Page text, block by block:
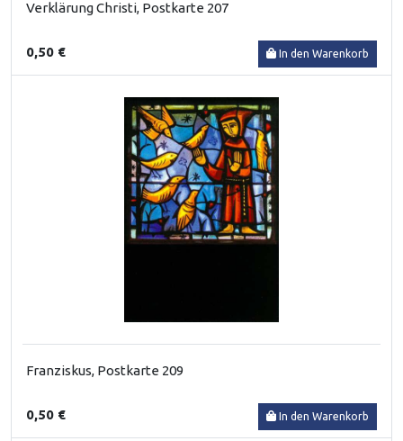
Verklärung Christi, Postkarte 207
0,50 € In den Warenkorb
Franziskus, Postkarte 209
0,50 € In den Warenkorb